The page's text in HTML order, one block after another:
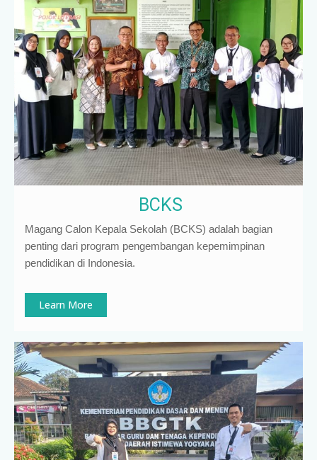
BCKS
Magang Calon Kepala Sekolah (BCKS) adalah bagian
penting dari program pengembangan kepemimpinan
pendidikan di Indonesia.
Learn More